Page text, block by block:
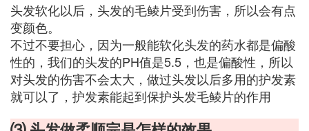
头发软化以后，头发的毛鲮片受到伤害，所以会有点
变颜色。
不过不要担心，因为一般能软化头发的药水都是偏酸
性的，我们的头发的PH值是5.5，也是偏酸性，所以
对头发的伤害不会太大，做过头发以后多用的护发素
就可以了，护发素能起到保护头发毛鲮片的作用